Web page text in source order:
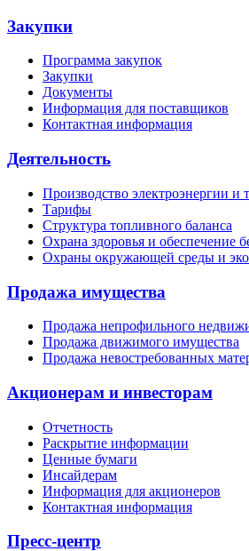
Закупки
Программа закупок
Закупки
Документы
Информация для поставщиков
Контактная информация
Деятельность
Производство электроэнергии и
Тарифы
Структура топливного баланса
Охрана здоровья и обеспечение
Охраны окружающей среды и
Продажа имущества
Продажа непрофильного
Продажа движимого имущества
Продажа невостребованных
Акционерам и инвесторам
Отчетность
Раскрытие информации
Ценные бумаги
Инсайдерам
Информация для акционеров
Контактная информация
Пресс-центр